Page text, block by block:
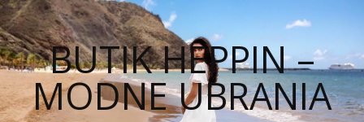
BUTIK HEPPIN –
MODNE UBRANIA